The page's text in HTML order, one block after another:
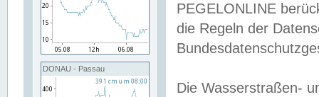
DONAU - Passau
PEGELONLINE
die Regeln der
Die Wasserstraßen-